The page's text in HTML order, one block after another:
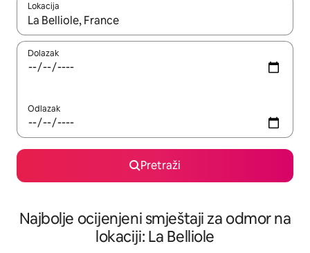
Lokacija
Kad rezultati budu dostupni, krećite se gore i dolje pomoću
Dolazak
Odlazak
Pretraži
Najbolje ocijenjeni smještaji za odmor na
lokaciji: La Belliole